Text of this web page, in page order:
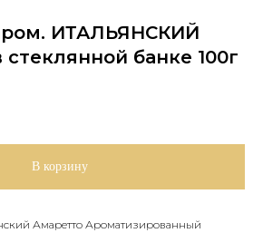
ИТАЛЬЯНСКИЙ
банке 100г
В корзину
Амаретто Ароматизированный